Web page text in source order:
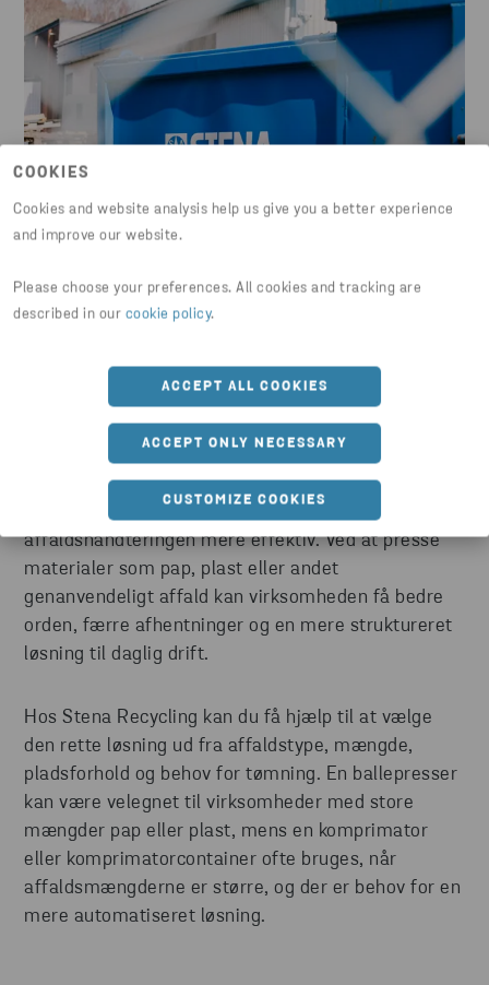
COOKIES
Cookies and website analysis help us give you a better experience
and improve our website.
Please choose your preferences. All cookies and tracking are
described in our cookie policy.
ACCEPT ALL COOKIES
ACCEPT ONLY NECESSARY
CUSTOMIZE COOKIES
Affaldspressere og
komprimatorer til effektiv
affaldshåndtering
Affaldspressere og komprimatorer er relevante for
virksomheder, der håndterer større mængder affald
og ønsker at reducere volumen, spare plads og gøre
affaldshåndteringen mere effektiv. Ved at presse
materialer som pap, plast eller andet
genanvendeligt affald kan virksomheden få bedre
orden, færre afhentninger og en mere struktureret
løsning til daglig drift.
Hos Stena Recycling kan du få hjælp til at vælge
den rette løsning ud fra affaldstype, mængde,
pladsforhold og behov for tømning. En ballepresser
kan være velegnet til virksomheder med store
mængder pap eller plast, mens en komprimator
eller komprimatorcontainer ofte bruges, når
affaldsmængderne er større, og der er behov for en
mere automatiseret løsning.